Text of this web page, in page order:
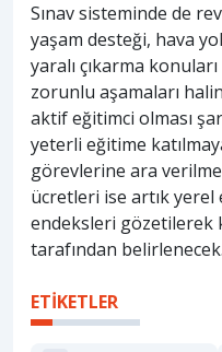
Sınav sisteminde de
yaşam desteği, hava
yaralı çıkarma
zorunlu aşamaları
aktif eğitimci olması
yeterli eğitime
görevlerine ara
ücretleri ise artık
endeksleri gözetilerek
tarafından belirlenecek.
ETİKETLER